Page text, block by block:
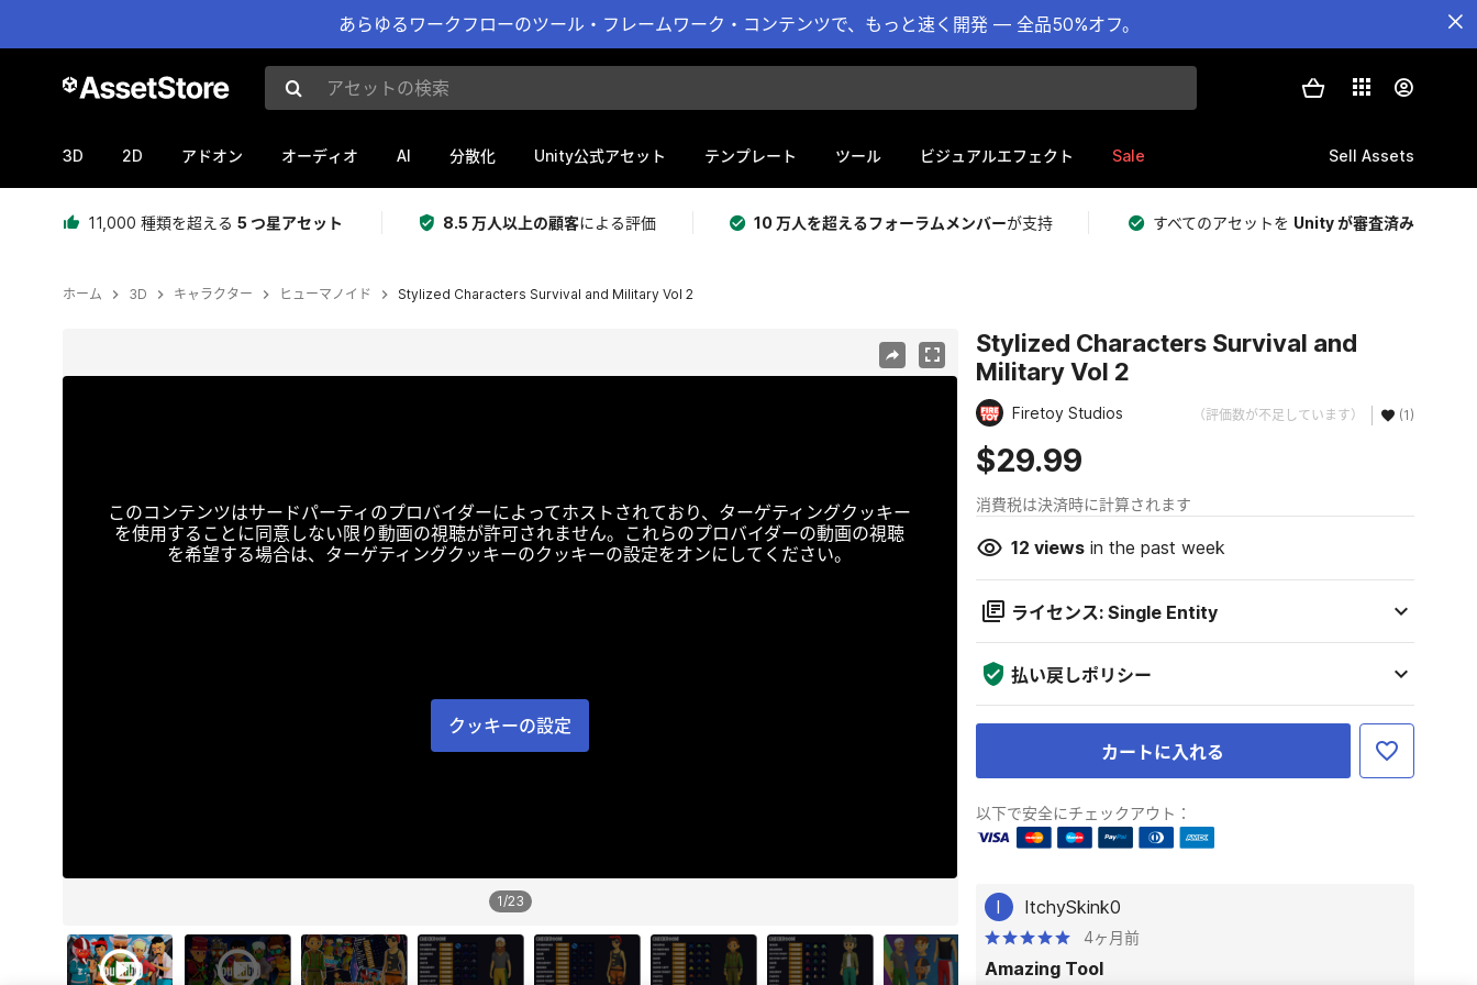
あらゆるワークフローのツール・フレームワーク・コンテンツで、もっと速く開発 — 全品50%オフ。
アセットの検索
3D 2D アドオン オーディオ AI 分散化 Unity公式アセット テンプレート ツール ビジュアルエフェクト Sale Sell Assets
11,000 種類を超える 5 つ星アセット 8.5 万人以上の顧客による評価 10 万人を超えるフォーラムメンバーが支持 すべてのアセットを Unity が審査済み
ホーム 3D キャラクター ヒューマノイド Stylized Characters Survival and Military Vol 2
このコンテンツはサードパーティのプロバイダーによってホストされており、ターゲティングクッキー
を使用することに同意しない限り動画の視聴が許可されません。これらのプロバイダーの動画の視聴
を希望する場合は、ターゲティングクッキーのクッキーの設定をオンにしてください。
クッキーの設定
1/23
Stylized Characters Survival and
Military Vol 2
Firetoy Studios （評価数が不足しています） (1)
$29.99
消費税は決済時に計算されます
12 viewsin the past week
ライセンス: Single Entity
払い戻しポリシー
カートに入れる
以下で安全にチェックアウト：
I ItchySkink0
4ヶ月前
Amazing Tool